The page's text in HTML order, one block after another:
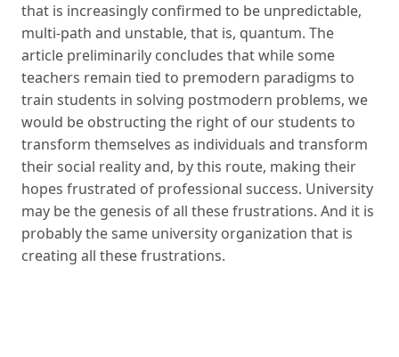
that is increasingly confirmed to be unpredictable,
multi-path and unstable, that is, quantum. The
article preliminarily concludes that while some
teachers remain tied to premodern paradigms to
train students in solving postmodern problems, we
would be obstructing the right of our students to
transform themselves as individuals and transform
their social reality and, by this route, making their
hopes frustrated of professional success. University
may be the genesis of all these frustrations. And it is
probably the same university organization that is
creating all these frustrations.